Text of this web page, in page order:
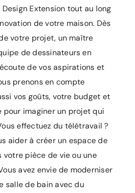
Extension tout au long
de votre maison. Dès
votre projet, un maître
de dessinateurs en
de vos aspirations et
prenons en compte
vos goûts, votre budget et
pour imaginer un projet qui
effectuez du télétravail ?
aider à créer un espace de
pièce de vie ou une
avez envie de moderniser
salle de bain avec du